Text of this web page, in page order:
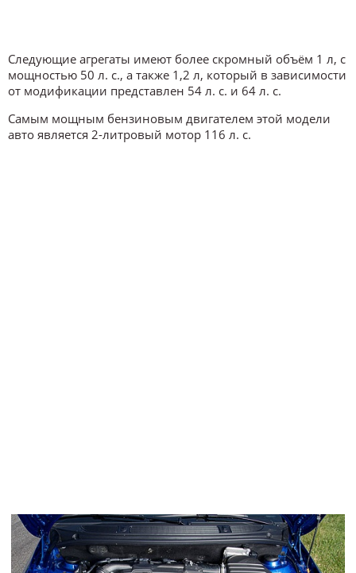
Следующие агрегаты имеют более скромный объём 1 л, с
мощностью 50 л. с., а также 1,2 л, который в зависимости
от модификации представлен 54 л. с. и 64 л. с.
Самым мощным бензиновым двигателем этой модели
авто является 2-литровый мотор 116 л. с.